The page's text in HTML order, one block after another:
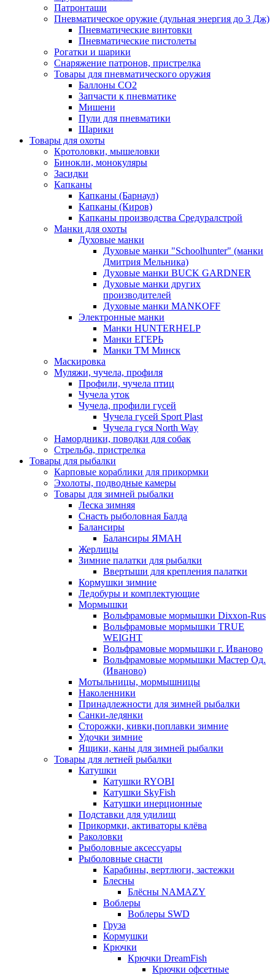
Патронташи
Пневматическое оружие (дульная энергия до 3 Дж)
Пневматические винтовки
Пневматические пистолеты
Рогатки и шарики
Снаряжение патронов, пристрелка
Товары для пневматического оружия
Баллоны СО2
Запчасти к пневматике
Мишени
Пули для пневматики
Шарики
Товары для охоты
Кротоловки, мышеловки
Бинокли, монокуляры
Засидки
Капканы
Капканы (Барнаул)
Капканы (Киров)
Капканы производства Средуралстрой
Манки для охоты
Духовые манки
Духовые манки "Schoolhunter" (манки
Дмитрия Мельника)
Духовые манки BUCK GARDNER
Духовые манки других
производителей
Духовые манки MANKOFF
Электронные манки
Манки HUNTERHELP
Манки ЕГЕРЬ
Манки ТМ Минск
Маскировка
Муляжи, чучела, профиля
Профили, чучела птиц
Чучела уток
Чучела, профили гусей
Чучела гусей Sport Plast
Чучела гуся North Way
Намордники, поводки для собак
Стрельба, пристрелка
Товары для рыбалки
Карповые кораблики для прикормки
Эхолоты, подводные камеры
Товары для зимней рыбалки
Леска зимняя
Снасть рыболовная Балда
Балансиры
Балансиры ЯМАН
Жерлицы
Зимние палатки для рыбалки
Ввертыши для крепления палатки
Кормушки зимние
Ледобуры и комплектующие
Мормышки
Вольфрамовые мормышки Dixxon-Rus
Вольфрамовые мормышки TRUE
WEIGHT
Вольфрамовые мормышки г. Иваново
Вольфрамовые мормышки Мастер Од.
(Иваново)
Мотыльницы, мормышницы
Наколенники
Принадлежности для зимней рыбалки
Санки-ледянки
Сторожки, кивки,поплавки зимние
Удочки зимние
Ящики, каны для зимней рыбалки
Товары для летней рыбалки
Катушки
Катушки RYOBI
Катушки SkyFish
Катушки инерционные
Подставки для удилищ
Прикормки, активаторы клёва
Раколовки
Рыболовные аксессуары
Рыболовные снасти
Карабины, вертлюги, застежки
Блесны
Блёсны NAMAZY
Воблеры
Воблеры SWD
Груза
Кормушки
Крючки
Крючки DreamFish
Крючки офсетные